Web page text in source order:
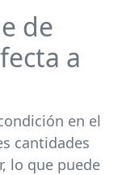
de
a
en el
cantidades
lo que puede